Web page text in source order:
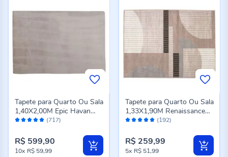
Avaliação: (717)
Tapete para Quarto Ou Sala
1,40X2,00M Epic Havan
Casa - Cinza Novo
R$ 599,90
10x R$ 59,99
Avaliação: (192)
Tapete para Quarto Ou Sala
1,33X1,90M Renaissance
Havan Casa - Genova
R$ 259,99
5x R$ 51,99